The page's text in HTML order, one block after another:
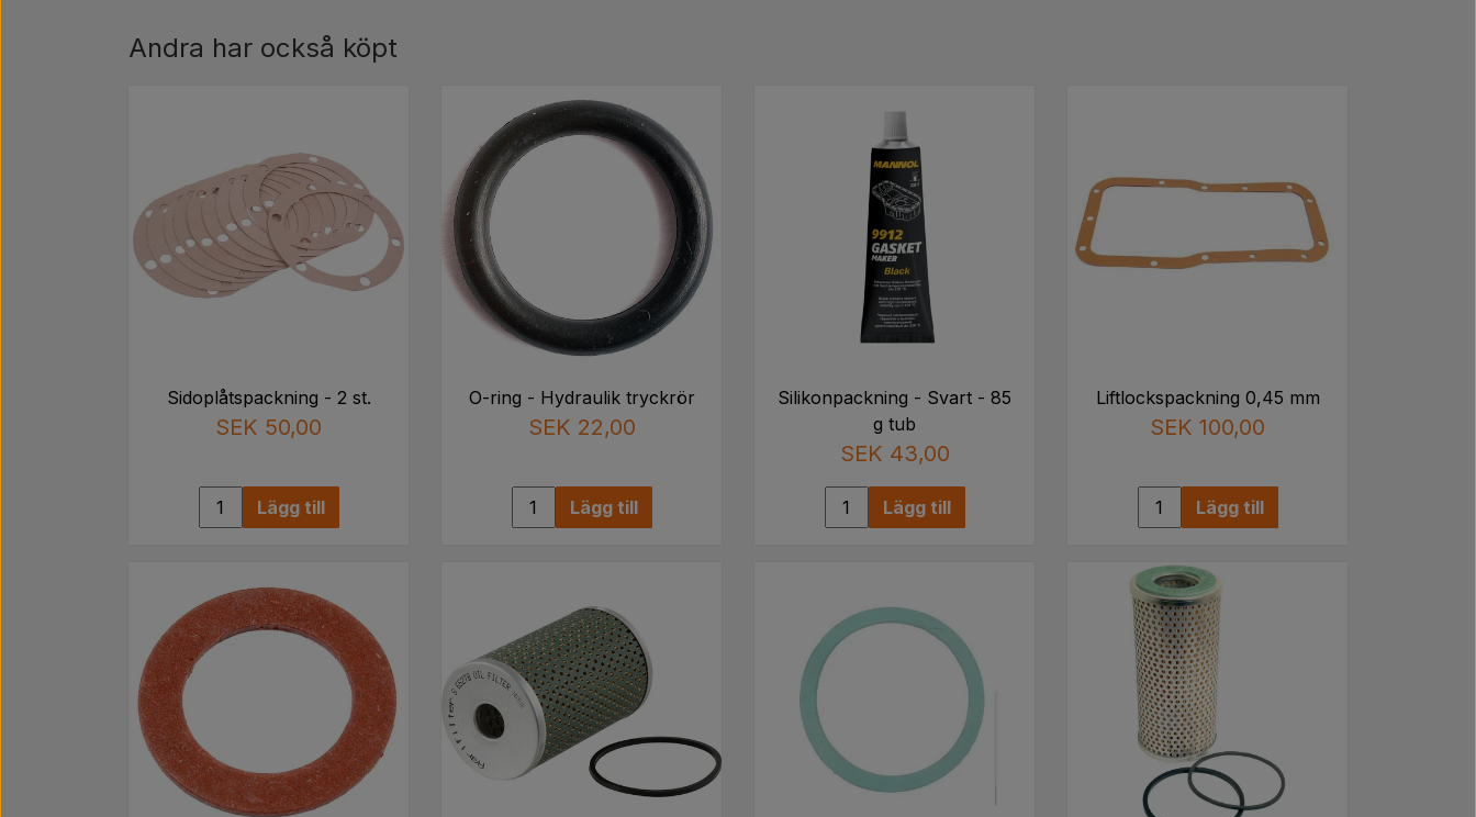
Andra har också köpt
Sidoplåtspackning - 2 st.
SEK 50,00
Lägg till
O-ring - Hydraulik tryckrör
SEK 22,00
Lägg till
Silikonpackning - Svart - 85
g tub
SEK 43,00
Lägg till
Liftlockspackning 0,45 mm
SEK 100,00
Lägg till